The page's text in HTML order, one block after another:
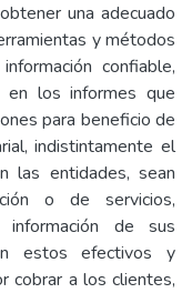
una adecuado
y métodos
confiable,
en los informes que
para beneficio de
indistintamente el
las entidades, sean
o de servicios,
de sus
estos efectivos y
cobrar a los clientes,